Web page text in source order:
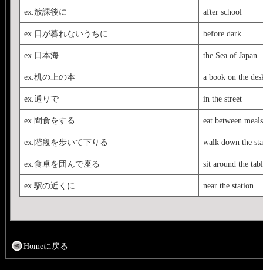
ex.放課後に after school
ex.日が暮れないうちに before dark
ex.日本海 the Sea of Japan
ex.机の上の本 a book on the
ex.通りで in the street
ex.間食をする eat between meals
ex.階段を歩いて下りる walk down the
ex.食卓を囲んで座る sit around the
ex.駅の近くに near the station
Homeに戻る